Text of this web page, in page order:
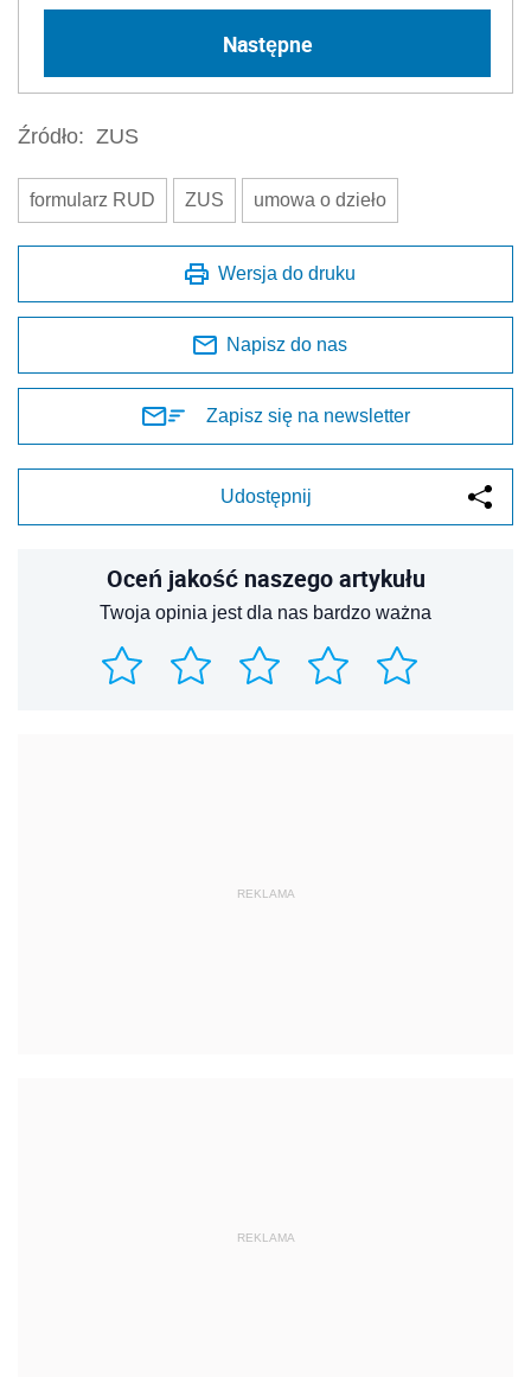
Następne
Źródło: ZUS
formularz RUD ZUS umowa o dzieło
Wersja do druku
Napisz do nas
Zapisz się na newsletter
Udostępnij
Oceń jakość naszego artykułu
Twoja opinia jest dla nas bardzo ważna
REKLAMA
REKLAMA